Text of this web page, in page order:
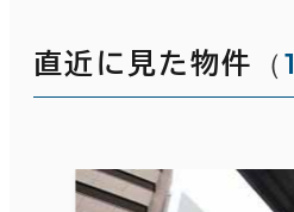
直近に見た物件 （1